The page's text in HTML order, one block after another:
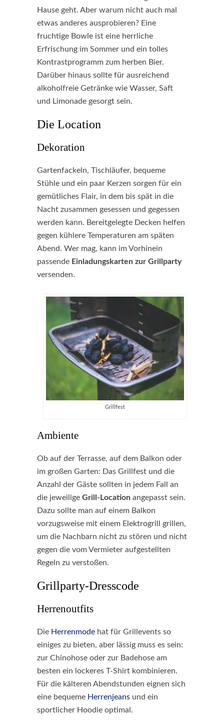
Hause geht. Aber warum nicht auch mal
etwas anderes ausprobieren? Eine
fruchtige Bowle ist eine herrliche
Erfrischung im Sommer und ein tolles
Kontrastprogramm zum herben Bier.
Darüber hinaus sollte für ausreichend
alkoholfreie Getränke wie Wasser, Saft
und Limonade gesorgt sein.
Die Location
Dekoration
Gartenfackeln, Tischläufer, bequeme
Stühle und ein paar Kerzen sorgen für ein
gemütliches Flair, in dem bis spät in die
Nacht zusammen gesessen und gegessen
werden kann. Bereitgelegte Decken helfen
gegen kühlere Temperaturen am späten
Abend. Wer mag, kann im Vorhinein
passende Einladungskarten zur Grillparty
versenden.
Grillfest
Ambiente
Ob auf der Terrasse, auf dem Balkon oder
im großen Garten: Das Grillfest und die
Anzahl der Gäste sollten in jedem Fall an
die jeweilige Grill-Location angepasst sein.
Dazu sollte man auf einem Balkon
vorzugsweise mit einem Elektrogrill grillen,
um die Nachbarn nicht zu stören und nicht
gegen die vom Vermieter aufgestellten
Regeln zu verstoßen.
Grillparty-Dresscode
Herrenoutfits
Die Herrenmode hat für Grillevents so
einiges zu bieten, aber lässig muss es sein:
zur Chinohose oder zur Badehose am
besten ein lockeres T-Shirt kombinieren.
Für die kälteren Abendstunden eignen sich
eine bequeme Herrenjeans und ein
sportlicher Hoodie optimal.